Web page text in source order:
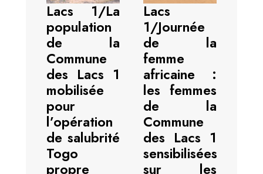
Lacs 1/La
population
de la
Commune
des Lacs 1
mobilisée
pour
l’opération
de salubrité
Togo
propre
Lacs
1/Journée
de la
femme
africaine :
les femmes
de la
Commune
des Lacs 1
sensibilisées
sur les